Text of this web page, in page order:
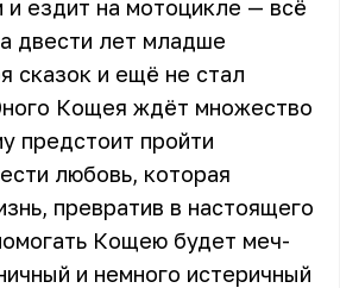
и ездит на мотоцикле — всё
двести лет младше
сказок и ещё не стал
Кощея ждёт множество
предстоит пройти
любовь, которая
превратив в настоящего
Кощею будет меч-
и немного истеричный